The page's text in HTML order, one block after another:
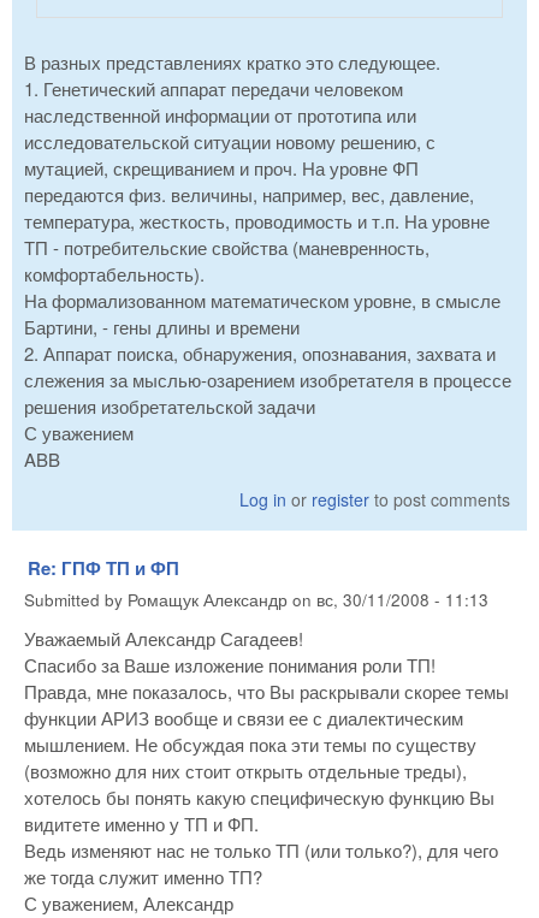
В разных представлениях кратко это следующее.
1. Генетический аппарат передачи человеком
наследственной информации от прототипа или
исследовательской ситуации новому решению, с
мутацией, скрещиванием и проч. На уровне ФП
передаются физ. величины, например, вес, давление,
температура, жесткость, проводимость и т.п. На уровне
ТП - потребительские свойства (маневренность,
комфортабельность).
На формализованном математическом уровне, в смысле
Бартини, - гены длины и времени
2. Аппарат поиска, обнаружения, опознавания, захвата и
слежения за мыслью-озарением изобретателя в процессе
решения изобретательской задачи
С уважением
ABB
Log in or register to post comments
Re: ГПФ ТП и ФП
Submitted by Ромащук Александр on вс, 30/11/2008 - 11:13
Уважаемый Александр Сагадеев!
Спасибо за Ваше изложение понимания роли ТП!
Правда, мне показалось, что Вы раскрывали скорее темы
функции АРИЗ вообще и связи ее с диалектическим
мышлением. Не обсуждая пока эти темы по существу
(возможно для них стоит открыть отдельные треды),
хотелось бы понять какую специфическую функцию Вы
видитете именно у ТП и ФП.
Ведь изменяют нас не только ТП (или только?), для чего
же тогда служит именно ТП?
С уважением, Александр